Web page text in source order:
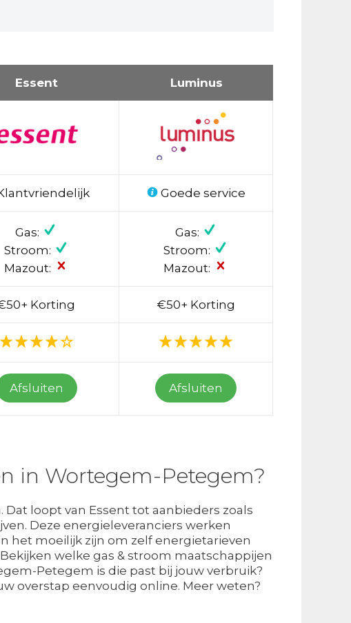
Essent Luminus
Goede service
Gas:
Stroom:
Mazout:
Gas:
Stroom:
Mazout:
Korting €50+ Korting
Afsluiten Afsluiten
in Wortegem-Petegem?
loopt van Essent tot aanbieders zoals
Deze energieleveranciers werken
het moeilijk zijn om zelf energietarieven
welke gas & stroom maatschappijen
Petegem is die past bij jouw verbruik?
overstap eenvoudig online. Meer weten?